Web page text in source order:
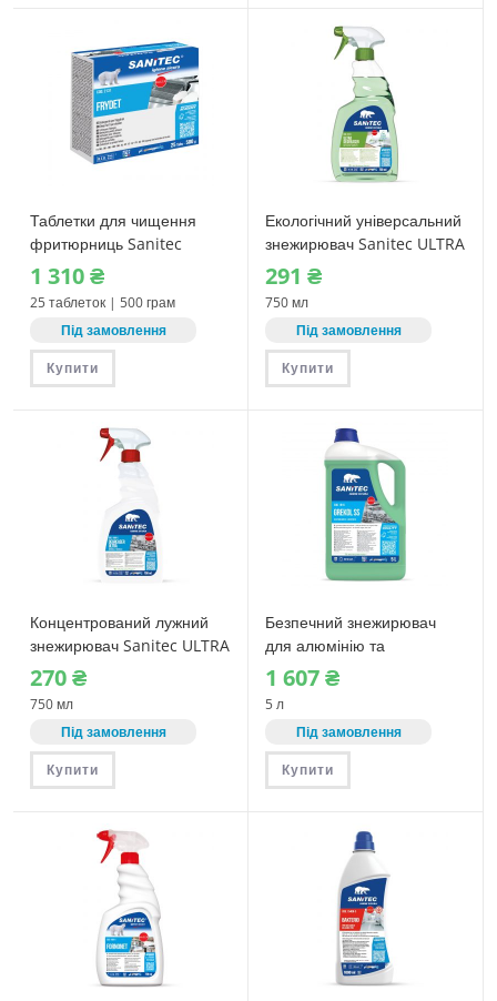
Таблетки для чищення
фритюрниць Sanitec
FRYDET (2131) 25 шт, 500 г
1‎ 310₴
25 таблеток | 500 грам
Під замовлення
Купити
Екологічний універсальний
знежирювач Sanitec ULTRA
DEGREASER GREEN
POWER (3101) 750 мл
291 ₴
750 мл
Під замовлення
Купити
Концентрований лужний
знежирювач Sanitec ULTRA
DEGREASER – Марсель
(1808-S)
270₴
750 мл
Під замовлення
Купити
Безпечний знежирювач
для алюмінію та
кольорових металів
Sanitec GREKOL SS (1815)
5 л
1‎ 607₴
5 л
Під замовлення
Купити